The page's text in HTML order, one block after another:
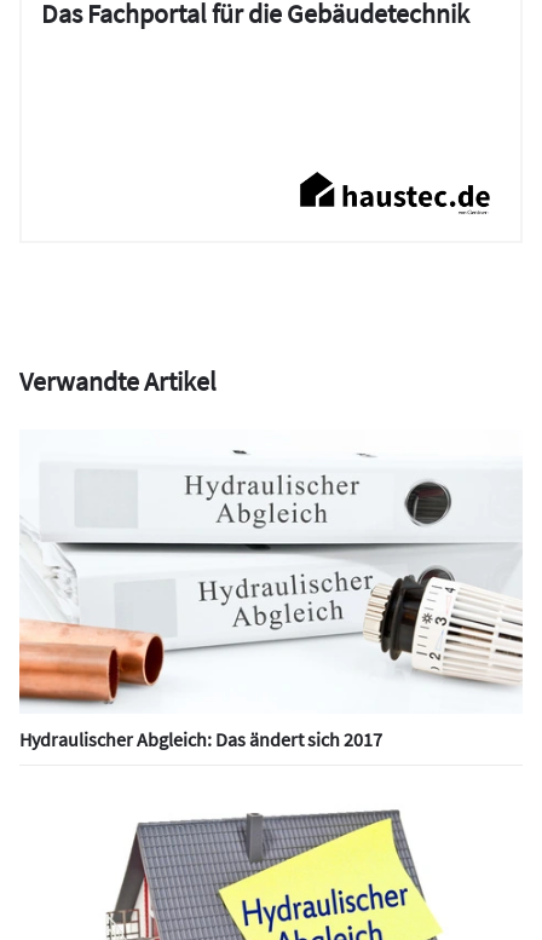
Das Fachportal für die Gebäudetechnik
Verwandte Artikel
Hydraulischer Abgleich: Das ändert sich 2017